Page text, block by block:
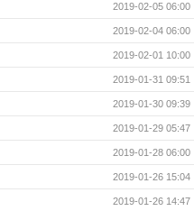
2019-02-05 06:00
2019-02-04 06:00
2019-02-01 10:00
2019-01-31 09:51
2019-01-30 09:39
2019-01-29 05:47
2019-01-28 06:00
2019-01-26 15:04
2019-01-26 14:47